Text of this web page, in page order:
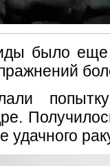
было еще
удачного